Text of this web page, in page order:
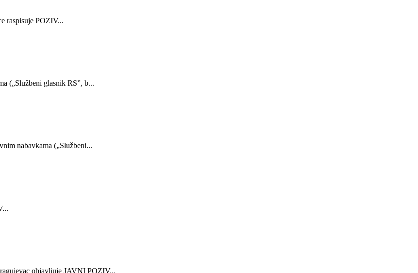
raspisuje POZIV...
(„Službeni glasnik RS”, b...
nabavkama („Službeni...
objavljuje JAVNI POZIV...